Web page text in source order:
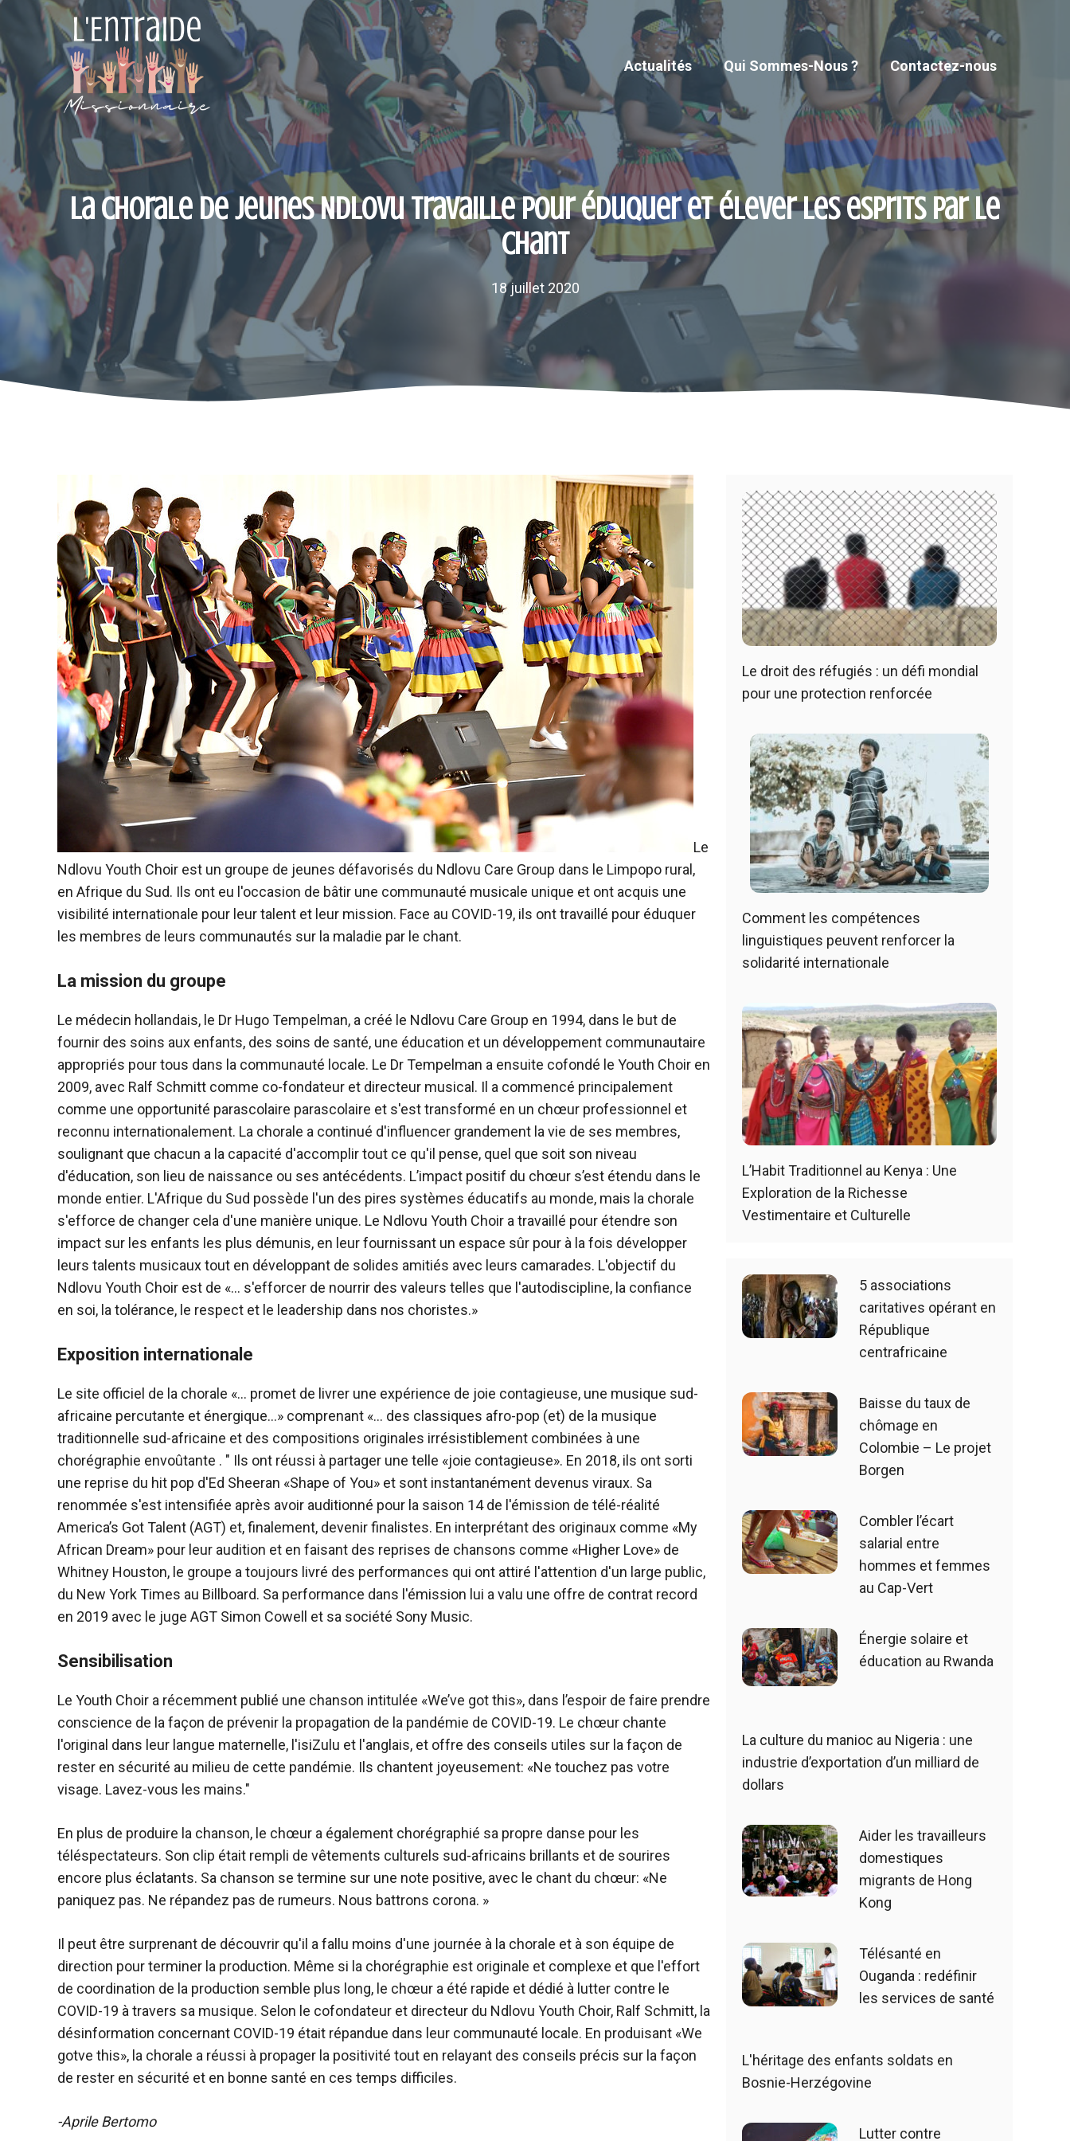
contenu
Actualités Qui Sommes-Nous ? Contactez-nous
La chorale de jeunes Ndlovu travaille pour éduquer et élever les esprits par le
chant
18 juillet 2020
Le
Ndlovu Youth Choir est un groupe de jeunes défavorisés du Ndlovu Care Group dans le Limpopo rural,
en Afrique du Sud. Ils ont eu l'occasion de bâtir une communauté musicale unique et ont acquis une
visibilité internationale pour leur talent et leur mission. Face au COVID-19, ils ont travaillé pour éduquer
les membres de leurs communautés sur la maladie par le chant.
La mission du groupe
Le médecin hollandais, le Dr Hugo Tempelman, a créé le Ndlovu Care Group en 1994, dans le but de
fournir des soins aux enfants, des soins de santé, une éducation et un développement communautaire
appropriés pour tous dans la communauté locale. Le Dr Tempelman a ensuite cofondé le Youth Choir en
2009, avec Ralf Schmitt comme co-fondateur et directeur musical. Il a commencé principalement
comme une opportunité parascolaire parascolaire et s'est transformé en un chœur professionnel et
reconnu internationalement. La chorale a continué d'influencer grandement la vie de ses membres,
soulignant que chacun a la capacité d'accomplir tout ce qu'il pense, quel que soit son niveau
d'éducation, son lieu de naissance ou ses antécédents. L’impact positif du chœur s’est étendu dans le
monde entier. L'Afrique du Sud possède l'un des pires systèmes éducatifs au monde, mais la chorale
s'efforce de changer cela d'une manière unique. Le Ndlovu Youth Choir a travaillé pour étendre son
impact sur les enfants les plus démunis, en leur fournissant un espace sûr pour à la fois développer
leurs talents musicaux tout en développant de solides amitiés avec leurs camarades. L'objectif du
Ndlovu Youth Choir est de «… s'efforcer de nourrir des valeurs telles que l'autodiscipline, la confiance
en soi, la tolérance, le respect et le leadership dans nos choristes.»
Exposition internationale
Le site officiel de la chorale «… promet de livrer une expérience de joie contagieuse, une musique sud-
africaine percutante et énergique…» comprenant «… des classiques afro-pop (et) de la musique
traditionnelle sud-africaine et des compositions originales irrésistiblement combinées à une
chorégraphie envoûtante . " Ils ont réussi à partager une telle «joie contagieuse». En 2018, ils ont sorti
une reprise du hit pop d'Ed Sheeran «Shape of You» et sont instantanément devenus viraux. Sa
renommée s'est intensifiée après avoir auditionné pour la saison 14 de l'émission de télé-réalité
America’s Got Talent (AGT) et, finalement, devenir finalistes. En interprétant des originaux comme «My
African Dream» pour leur audition et en faisant des reprises de chansons comme «Higher Love» de
Whitney Houston, le groupe a toujours livré des performances qui ont attiré l'attention d'un large public,
du New York Times au Billboard. Sa performance dans l'émission lui a valu une offre de contrat record
en 2019 avec le juge AGT Simon Cowell et sa société Sony Music.
Sensibilisation
Le Youth Choir a récemment publié une chanson intitulée «We’ve got this», dans l’espoir de faire prendre
conscience de la façon de prévenir la propagation de la pandémie de COVID-19. Le chœur chante
l'original dans leur langue maternelle, l'isiZulu et l'anglais, et offre des conseils utiles sur la façon de
rester en sécurité au milieu de cette pandémie. Ils chantent joyeusement: «Ne touchez pas votre
visage. Lavez-vous les mains."
En plus de produire la chanson, le chœur a également chorégraphié sa propre danse pour les
téléspectateurs. Son clip était rempli de vêtements culturels sud-africains brillants et de sourires
encore plus éclatants. Sa chanson se termine sur une note positive, avec le chant du chœur: «Ne
paniquez pas. Ne répandez pas de rumeurs. Nous battrons corona. »
Il peut être surprenant de découvrir qu'il a fallu moins d'une journée à la chorale et à son équipe de
direction pour terminer la production. Même si la chorégraphie est originale et complexe et que l'effort
de coordination de la production semble plus long, le chœur a été rapide et dédié à lutter contre le
COVID-19 à travers sa musique. Selon le cofondateur et directeur du Ndlovu Youth Choir, Ralf Schmitt, la
désinformation concernant COVID-19 était répandue dans leur communauté locale. En produisant «We
gotve this», la chorale a réussi à propager la positivité tout en relayant des conseils précis sur la façon
de rester en sécurité et en bonne santé en ces temps difficiles.
-Aprile Bertomo
Le droit des réfugiés : un défi mondial
pour une protection renforcée
Comment les compétences
linguistiques peuvent renforcer la
solidarité internationale
L’Habit Traditionnel au Kenya : Une
Exploration de la Richesse
Vestimentaire et Culturelle
5 associations
caritatives opérant en
République
centrafricaine
Baisse du taux de
chômage en
Colombie – Le projet
Borgen
Combler l’écart
salarial entre
hommes et femmes
au Cap-Vert
Énergie solaire et
éducation au Rwanda
La culture du manioc au Nigeria : une
industrie d’exportation d’un milliard de
dollars
Aider les travailleurs
domestiques
migrants de Hong
Kong
Télésanté en
Ouganda : redéfinir
les services de santé
L'héritage des enfants soldats en
Bosnie-Herzégovine
Lutter contre